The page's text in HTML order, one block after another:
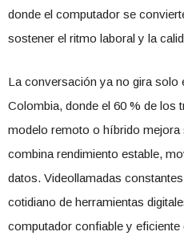
donde el computador se
sostener el ritmo laboral y la
La conversación ya no gira solo
Colombia, donde el 60 % de los
modelo remoto o híbrido mejora
combina rendimiento estable,
datos. Videollamadas
cotidiano de herramientas
computador confiable y eficiente